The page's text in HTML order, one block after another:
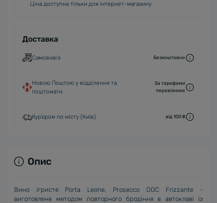
Ціна доступна тільки для інтернет-магазину
Доставка
Самовивіз Безкоштовно
Новою Поштою у відділення та
поштомати
За тарифами
перевізника
Курʼєром по місту (Київ) від 100 ₴
Опис
Вино ігристе Porta Leone, Prosecco DOC Frizzante -
виготовлене методом повторного бродіння в автоклаві із